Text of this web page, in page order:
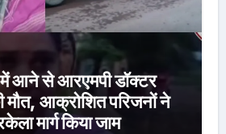
में आने से आरएमपी डॉक्टर
मौत, आक्रोशित परिजनों ने
मार्ग किया जाम